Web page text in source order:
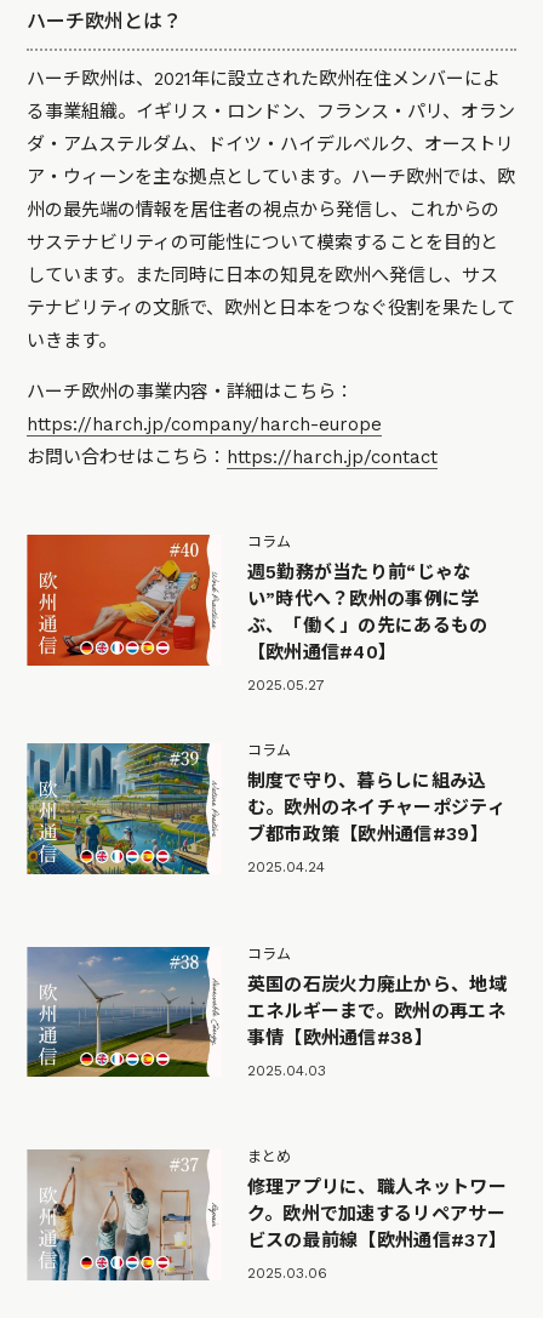
ハーチ欧州とは？
ハーチ欧州は、2021年に設立された欧州在住メンバーによ
る事業組織。イギリス・ロンドン、フランス・パリ、オラン
ダ・アムステルダム、ドイツ・ハイデルベルク、オーストリ
ア・ウィーンを主な拠点としています。ハーチ欧州では、欧
州の最先端の情報を居住者の視点から発信し、これからの
サステナビリティの可能性について模索することを目的と
しています。また同時に日本の知見を欧州へ発信し、サス
テナビリティの文脈で、欧州と日本をつなぐ役割を果たして
いきます。
ハーチ欧州の事業内容・詳細はこちら：
https://harch.jp/company/harch-europe
お問い合わせはこちら： https://harch.jp/contact
コラム
週5勤務が当たり前“じゃな
い”時代へ？欧州の事例に学
ぶ、「働く」の先にあるもの
【欧州通信#40】
2025.05.27
コラム
制度で守り、暮らしに組み込
む。欧州のネイチャーポジティ
ブ都市政策【欧州通信#39】
2025.04.24
コラム
英国の石炭火力廃止から、地域
エネルギーまで。欧州の再エネ
事情【欧州通信#38】
2025.04.03
まとめ
修理アプリに、職人ネットワー
ク。欧州で加速するリペアサー
ビスの最前線【欧州通信#37】
2025.03.06